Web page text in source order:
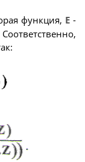
функция, E -